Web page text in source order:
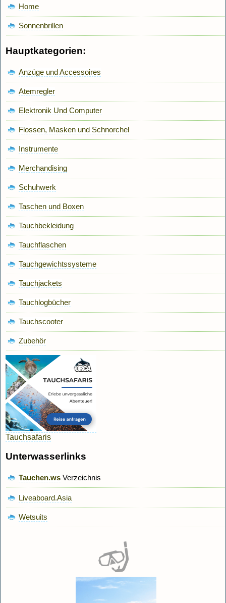
Home
Sonnenbrillen
Hauptkategorien:
Anzüge und Accessoires
Atemregler
Elektronik Und Computer
Flossen, Masken und Schnorchel
Instrumente
Merchandising
Schuhwerk
Taschen und Boxen
Tauchbekleidung
Tauchflaschen
Tauchgewichtssysteme
Tauchjackets
Tauchlogbücher
Tauchscooter
Zubehör
Tauchsafaris
Unterwasserlinks
Tauchen.ws Verzeichnis
Liveaboard.Asia
Wetsuits